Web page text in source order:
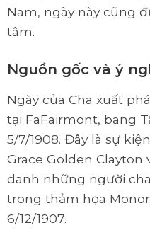
Nam, ngày này cũng
tâm.
Nguồn gốc và ý
Ngày của Cha xuất
tại FaFairmont, bang
5/7/1908. Đây là sự
Grace Golden
danh những người
trong thảm họa
6/12/1907.